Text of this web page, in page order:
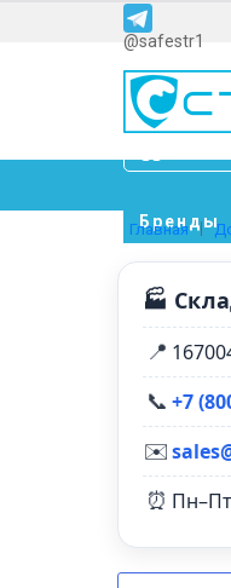
@safestr1
Бренды
Главная
🏭
📍
📞 +7
✉️
⏰